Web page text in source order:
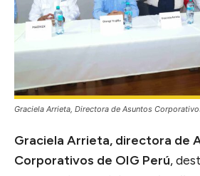
Graciela Arrieta, Directora de Asuntos
Graciela Arrieta, directora de
Corporativos de OIG Perú,